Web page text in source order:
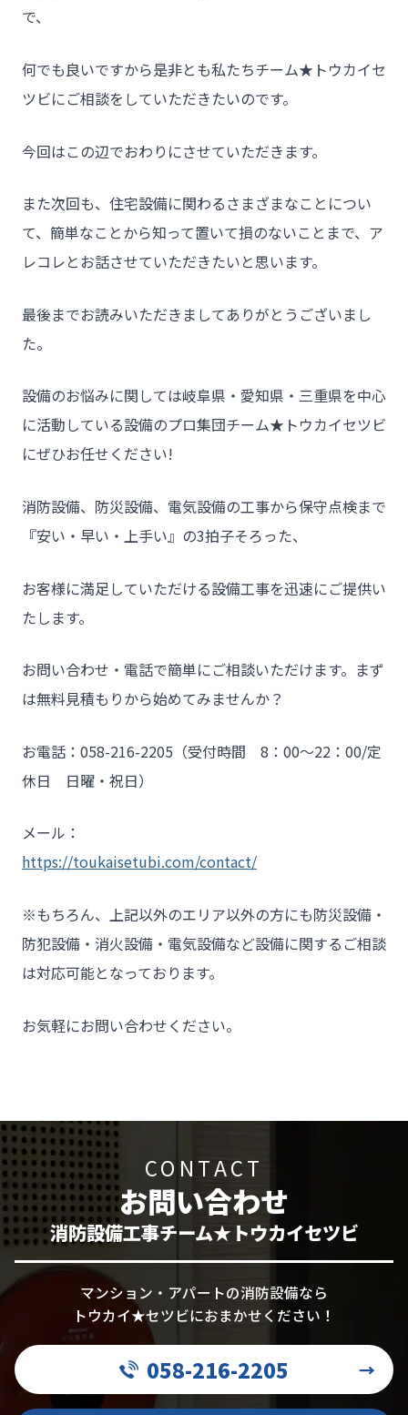
で、
何でも良いですから是非とも私たちチーム★トウカイセ
ツビにご相談をしていただきたいのです。
今回はこの辺でおわりにさせていただきます。
また次回も、住宅設備に関わるさまざまなことについ
て、簡単なことから知って置いて損のないことまで、ア
レコレとお話させていただきたいと思います。
最後までお読みいただきましてありがとうございまし
た。
設備のお悩みに関しては岐阜県・愛知県・三重県を中心
に活動している設備のプロ集団チーム★トウカイセツビ
にぜひお任せください!
消防設備、防災設備、電気設備の工事から保守点検まで
『安い・早い・上手い』の3拍子そろった、
お客様に満足していただける設備工事を迅速にご提供い
たします。
お問い合わせ・電話で簡単にご相談いただけます。まず
は無料見積もりから始めてみませんか？
お電話：058-216-2205（受付時間 8：00～22：00/定
休日 日曜・祝日）
メール：
https://toukaisetubi.com/contact/
※もちろん、上記以外のエリア以外の方にも防災設備・
防犯設備・消火設備・電気設備など設備に関するご相談
は対応可能となっております。
お気軽にお問い合わせください。
CONTACT
お問い合わせ
消防設備工事チーム★トウカイセツビ
マンション・アパートの消防設備なら
トウカイ★セツビにおまかせください！
058-216-2205 →